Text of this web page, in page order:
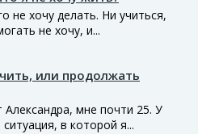
не хочу делать. Ни учиться,
не хочу, и...
или продолжать
Александра, мне почти 25. У
в которой я...